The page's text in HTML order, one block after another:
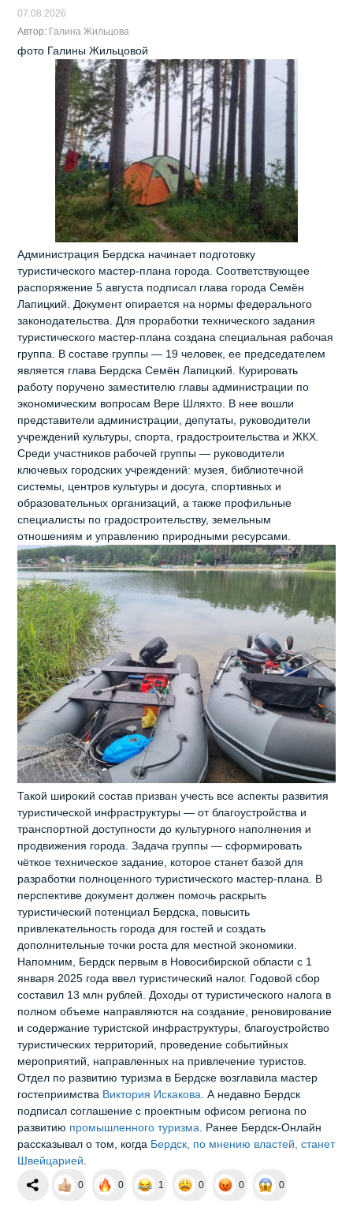
07.08.2026
Автор: Галина Жильцова
фото Галины Жильцовой
Администрация Бердска начинает подготовку
туристического мастер‑плана города. Соответствующее
распоряжение 5 августа подписал глава города Семён
Лапицкий. Документ опирается на нормы федерального
законодательства. Для проработки технического задания
туристического мастер-плана создана специальная рабочая
группа. В составе группы — 19 человек, ее председателем
является глава Бердска Семён Лапицкий. Курировать
работу поручено заместителю главы администрации по
экономическим вопросам Вере Шляхто. В нее вошли
представители администрации, депутаты, руководители
учреждений культуры, спорта, градостроительства и ЖКХ.
Среди участников рабочей группы — руководители
ключевых городских учреждений: музея, библиотечной
системы, центров культуры и досуга, спортивных и
образовательных организаций, а также профильные
специалисты по градостроительству, земельным
отношениям и управлению природными ресурсами.
Такой широкий состав призван учесть все аспекты развития
туристической инфраструктуры — от благоустройства и
транспортной доступности до культурного наполнения и
продвижения города. Задача группы — сформировать
чёткое техническое задание, которое станет базой для
разработки полноценного туристического мастер‑плана. В
перспективе документ должен помочь раскрыть
туристический потенциал Бердска, повысить
привлекательность города для гостей и создать
дополнительные точки роста для местной экономики.
Напомним, Бердск первым в Новосибирской области с 1
января 2025 года ввел туристический налог. Годовой сбор
составил 13 млн рублей. Доходы от туристического налога в
полном объеме направляются на создание, реновирование
и содержание туристской инфраструктуры, благоустройство
туристических территорий, проведение событийных
мероприятий, направленных на привлечение туристов.
Отдел по развитию туризма в Бердске возглавила мастер
гостеприимства Виктория Искакова . А недавно Бердск
подписал соглашение с проектным офисом региона по
развитию промышленного туризма . Ранее Бердск-Онлайн
рассказывал о том, когда Бердск, по мнению властей, станет
Швейцарией
0 0 1 0 0 0